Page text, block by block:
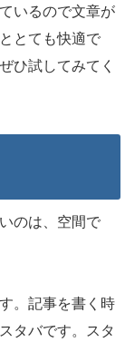
いるので文章が
とても快適で
ひ試してみてく
のは、空間で
。記事を書く時
タバです。スタ